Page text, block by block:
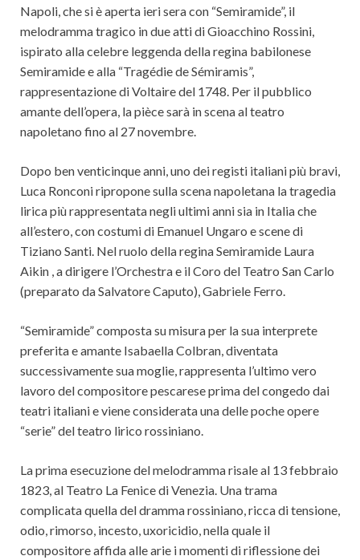
Napoli, che si è aperta ieri sera con “Semiramide”, il
melodramma tragico in due atti di Gioacchino Rossini,
ispirato alla celebre leggenda della regina babilonese
Semiramide e alla “Tragédie de Sémiramis”,
rappresentazione di Voltaire del 1748. Per il pubblico
amante dell’opera, la pièce sarà in scena al teatro
napoletano fino al 27 novembre.
Dopo ben venticinque anni, uno dei registi italiani più bravi,
Luca Ronconi ripropone sulla scena napoletana la tragedia
lirica più rappresentata negli ultimi anni sia in Italia che
all’estero, con costumi di Emanuel Ungaro e scene di
Tiziano Santi. Nel ruolo della regina Semiramide Laura
Aikin , a dirigere l’Orchestra e il Coro del Teatro San Carlo
(preparato da Salvatore Caputo), Gabriele Ferro.
“Semiramide” composta su misura per la sua interprete
preferita e amante Isabaella Colbran, diventata
successivamente sua moglie, rappresenta l’ultimo vero
lavoro del compositore pescarese prima del congedo dai
teatri italiani e viene considerata una delle poche opere
“serie” del teatro lirico rossiniano.
La prima esecuzione del melodramma risale al 13 febbraio
1823, al Teatro La Fenice di Venezia. Una trama
complicata quella del dramma rossiniano, ricca di tensione,
odio, rimorso, incesto, uxoricidio, nella quale il
compositore affida alle arie i momenti di riflessione dei